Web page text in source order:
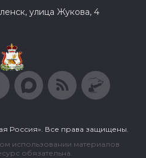
улица Жукова, 4
Россия». Все права защищены.
использовании материалов
обязательна.